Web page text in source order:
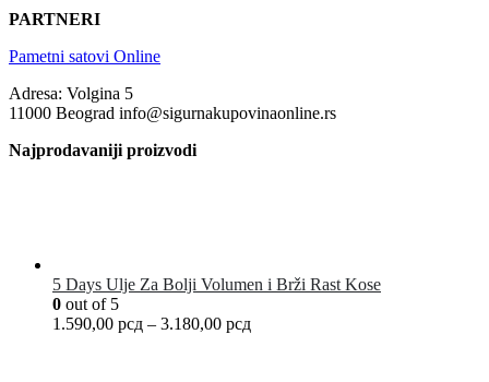
PARTNERI
Pametni satovi Online
Adresa: Volgina 5
11000 Beograd info@sigurnakupovinaonline.rs
Najprodavaniji proizvodi
5 Days Ulje Za Bolji Volumen i Brži Rast Kose
0 out of 5
1.590,00 рсд – 3.180,00 рсд